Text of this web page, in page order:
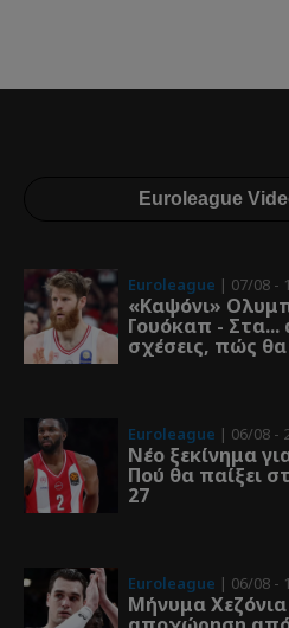
Euroleague
Euroleague | 07/08 -
«Καψόνι»
Γουόκαπ - Στα...
σχέσεις, πώς θα
Euroleague | 06/08 -
Νέο ξεκίνημα
Πού θα παίξει
27
Euroleague | 06/08 -
Μήνυμα Χεζόνια